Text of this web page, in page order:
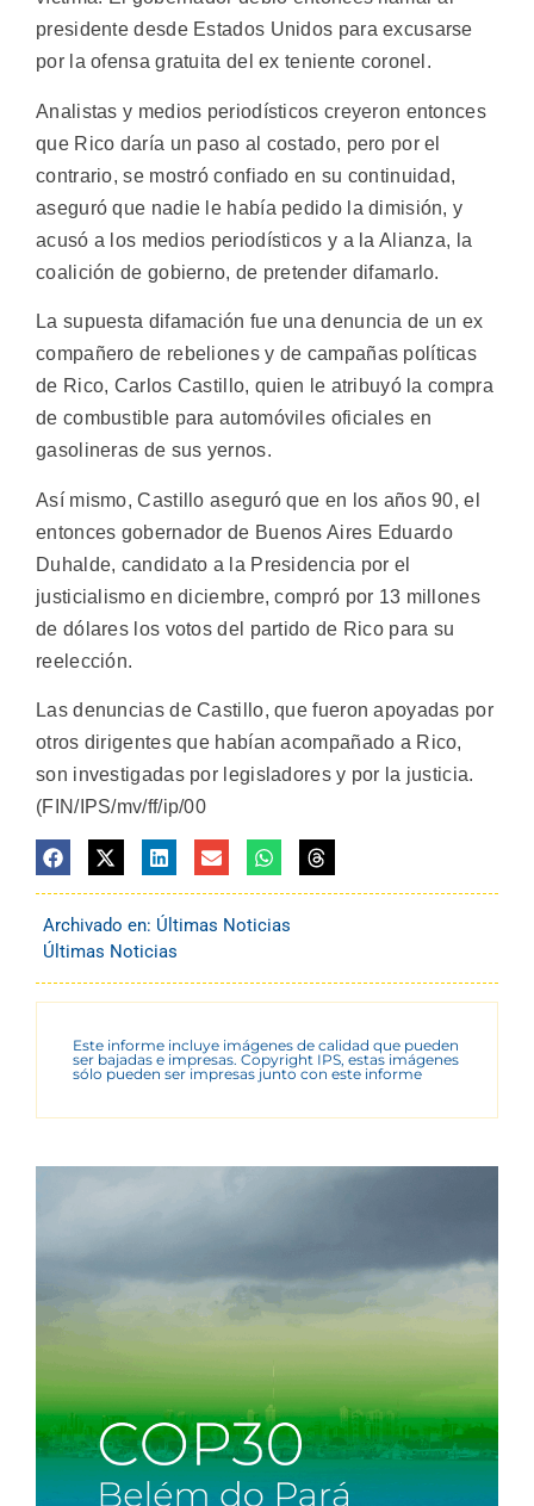
presidente desde Estados Unidos para excusarse
por la ofensa gratuita del ex teniente coronel.
Analistas y medios periodísticos creyeron entonces
que Rico daría un paso al costado, pero por el
contrario, se mostró confiado en su continuidad,
aseguró que nadie le había pedido la dimisión, y
acusó a los medios periodísticos y a la Alianza, la
coalición de gobierno, de pretender difamarlo.
La supuesta difamación fue una denuncia de un ex
compañero de rebeliones y de campañas políticas
de Rico, Carlos Castillo, quien le atribuyó la compra
de combustible para automóviles oficiales en
gasolineras de sus yernos.
Así mismo, Castillo aseguró que en los años 90, el
entonces gobernador de Buenos Aires Eduardo
Duhalde, candidato a la Presidencia por el
justicialismo en diciembre, compró por 13 millones
de dólares los votos del partido de Rico para su
reelección.
Las denuncias de Castillo, que fueron apoyadas por
otros dirigentes que habían acompañado a Rico,
son investigadas por legisladores y por la justicia.
(FIN/IPS/mv/ff/ip/00
Archivado en: Últimas Noticias
Últimas Noticias
Este informe incluye imágenes de calidad que pueden
ser bajadas e impresas. Copyright IPS, estas imágenes
sólo pueden ser impresas junto con este informe